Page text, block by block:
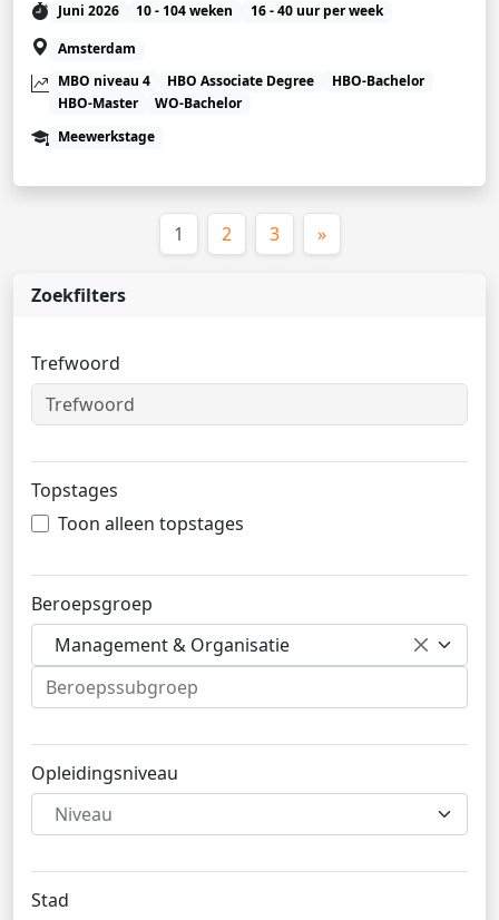
Zoekfilters
Trefwoord
Topstages
Toon alleen topstages
Beroepsgroep
Management & Organisatie
Opleidingsniveau
Niveau
Stad
Juni 2026 10 - 104 weken
16 - 40 uur per week
Amsterdam
MBO niveau 4
HBO Associate Degree
HBO-Bachelor
HBO-Master
WO-Bachelor
Meewerkstage
1 (huidige)
2 3 »